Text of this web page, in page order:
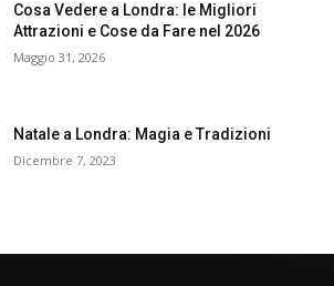
Cosa Vedere a Londra: le Migliori
Attrazioni e Cose da Fare nel 2026
Maggio 31, 2026
Natale a Londra: Magia e Tradizioni
Dicembre 7, 2023